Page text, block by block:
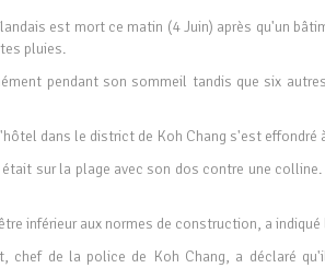
est mort ce matin (4 Juin) après qu'un
pluies.
pendant son sommeil tandis que six
dans le district de Koh Chang s'est effondré
sur la plage avec son dos contre une
inférieur aux normes de construction, a
chef de la police de Koh Chang, a déclaré